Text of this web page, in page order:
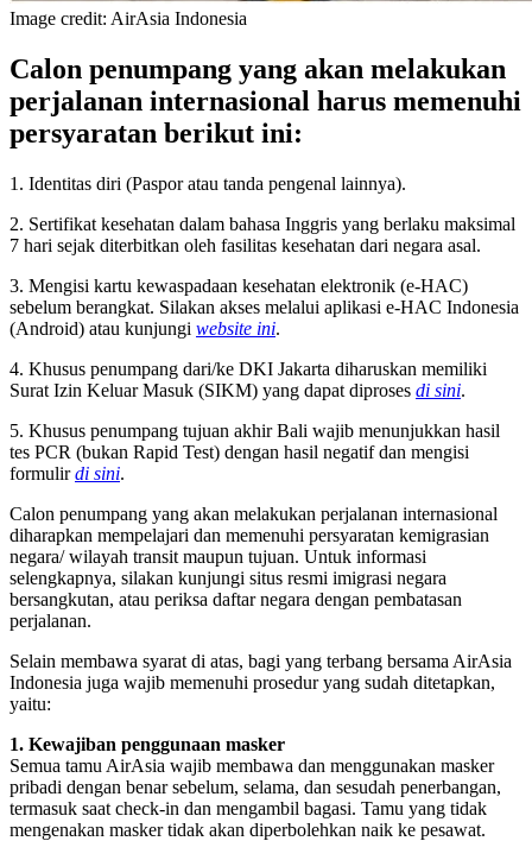
Image credit: AirAsia Indonesia
Calon penumpang yang akan melakukan
perjalanan internasional harus memenuhi
persyaratan berikut ini:
1. Identitas diri (Paspor atau tanda pengenal lainnya).
2. Sertifikat kesehatan dalam bahasa Inggris yang berlaku maksimal
7 hari sejak diterbitkan oleh fasilitas kesehatan dari negara asal.
3. Mengisi kartu kewaspadaan kesehatan elektronik (e-HAC)
sebelum berangkat. Silakan akses melalui aplikasi e-HAC Indonesia
(Android) atau kunjungi website ini.
4. Khusus penumpang dari/ke DKI Jakarta diharuskan memiliki
Surat Izin Keluar Masuk (SIKM) yang dapat diproses di sini.
5. Khusus penumpang tujuan akhir Bali wajib menunjukkan hasil
tes PCR (bukan Rapid Test) dengan hasil negatif dan mengisi
formulirdi sini.
Calon penumpang yang akan melakukan perjalanan internasional
diharapkan mempelajari dan memenuhi persyaratan kemigrasian
negara/ wilayah transit maupun tujuan. Untuk informasi
selengkapnya, silakan kunjungi situs resmi imigrasi negara
bersangkutan, atau periksa daftar negara dengan pembatasan
perjalanan.
Selain membawa syarat di atas, bagi yang terbang bersama AirAsia
Indonesia juga wajib memenuhi prosedur yang sudah ditetapkan,
yaitu:
1. Kewajiban penggunaan masker
Semua tamu AirAsia wajib membawa dan menggunakan masker
pribadi dengan benar sebelum, selama, dan sesudah penerbangan,
termasuk saat check-in dan mengambil bagasi. Tamu yang tidak
mengenakan masker tidak akan diperbolehkan naik ke pesawat.